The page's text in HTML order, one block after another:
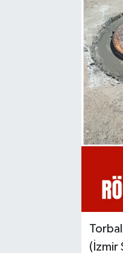
(İzmir
Haber Arşivi